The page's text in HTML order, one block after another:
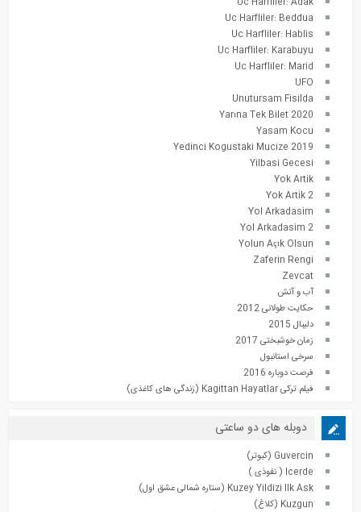
Uc Harfliler: Beddua
Uc Harfliler: Hablis
Uc Harfliler: Karabuyu
Uc Harfliler: Marid
UFO
Unutursam Fisilda
Yarına Tek Bilet 2020
Yasam Kocu
Yedinci Kogustaki Mucize 2019
Yilbasi Gecesi
Yok Artik
Yok Artik 2
Yol Arkadasim
Yol Arkadasim 2
Yolun Açık Olsun
Zaferin Rengi
Zevcat
آب و آتش
حکایت طولانی 2012
دلیبال 2015
زمان خوشبختی 2017
سرخی استانبول
فرصت دوباره 2016
فیلم ترکی Kagittan Hayatlar (زندگی های کاغذی)
دوبله های دو ساعتی
Guvercin (کبوتر)
Icerde ( نفوذی )
Kuzey Yildizi Ilk Ask (ستاره شمالی عشق اول)
Kuzgun (کلاغ)